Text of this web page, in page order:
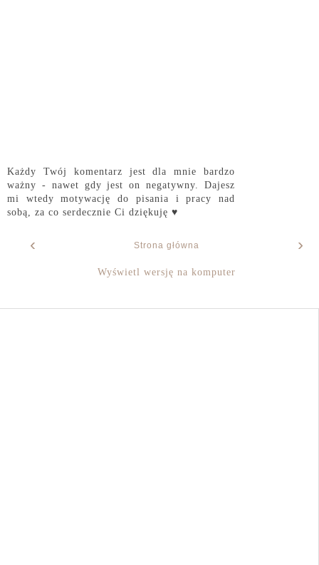
Każdy Twój komentarz jest dla mnie bardzo
ważny - nawet gdy jest on negatywny. Dajesz
mi wtedy motywację do pisania i pracy nad
sobą, za co serdecznie Ci dziękuję ♥
‹ ›
Strona główna
Wyświetl wersję na komputer